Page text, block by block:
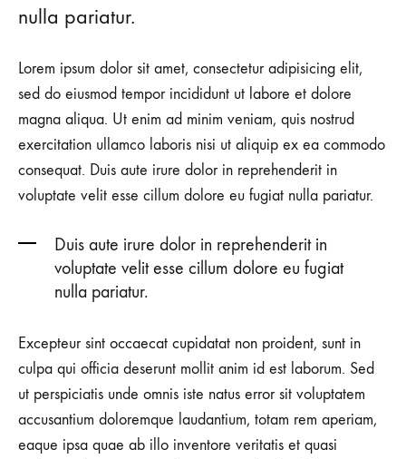
nulla pariatur.
Lorem ipsum dolor sit amet, consectetur adipisicing elit,
sed do eiusmod tempor incididunt ut labore et dolore
magna aliqua. Ut enim ad minim veniam, quis nostrud
exercitation ullamco laboris nisi ut aliquip ex ea commodo
consequat. Duis aute irure dolor in reprehenderit in
voluptate velit esse cillum dolore eu fugiat nulla pariatur.
Duis aute irure dolor in reprehenderit in
voluptate velit esse cillum dolore eu fugiat
nulla pariatur.
Excepteur sint occaecat cupidatat non proident, sunt in
culpa qui officia deserunt mollit anim id est laborum. Sed
ut perspiciatis unde omnis iste natus error sit voluptatem
accusantium doloremque laudantium, totam rem aperiam,
eaque ipsa quae ab illo inventore veritatis et quasi